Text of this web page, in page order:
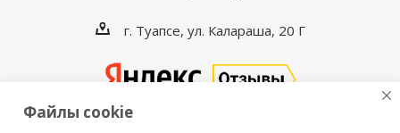
г. Туапсе, ул. Калараша, 20 Г
Файлы cookie